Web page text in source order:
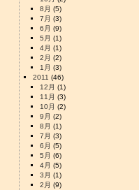
8月 (5)
7月 (3)
6月 (9)
5月 (1)
4月 (1)
2月 (2)
1月 (3)
2011 (46)
12月 (1)
11月 (3)
10月 (2)
9月 (2)
8月 (1)
7月 (3)
6月 (5)
5月 (6)
4月 (5)
3月 (1)
2月 (9)